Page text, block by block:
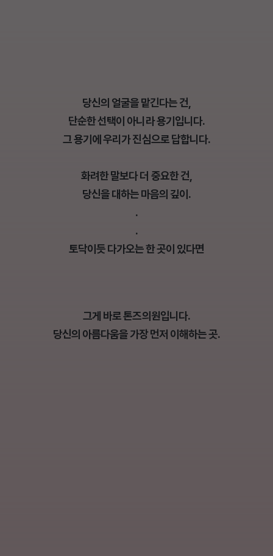
당신의 얼굴을 맡긴다는 건,
단순한 선택이 아니라 용기입니다.
그 용기에 우리가 진심으로 답합니다.
화려한 말보다 더 중요한 건,
당신을 대하는 마음의 깊이.
.
.
토닥이듯 다가오는 한 곳이 있다면
그게 바로 톤즈의원입니다.
당신의 아름다움을 가장 먼저 이해하는 곳.